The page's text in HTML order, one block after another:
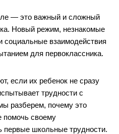
— это важный и сложный
Новый режим, незнакомые
социальные взаимодействия
для первоклассника.
если их ребенок не сразу
трудности с
разберем, почему это
помочь своему
первые школьные трудности.